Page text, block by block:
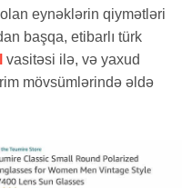
eynəklərin qiymətləri
başqa, etibarlı türk
vasitəsi ilə, və yaxud
mövsümlərində əldə